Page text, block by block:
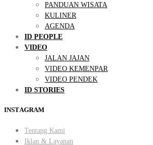
PANDUAN WISATA
KULINER
AGENDA
ID PEOPLE
VIDEO
JALAN JAJAN
VIDEO KEMENPAR
VIDEO PENDEK
ID STORIES
INSTAGRAM
Tentang Kami
Iklan & Layanan